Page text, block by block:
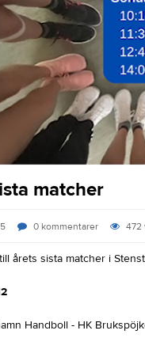
matcher
0 kommentarer 472
årets sista matcher i
Handboll - HK